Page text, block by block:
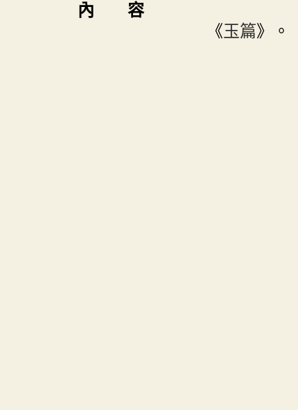
內 容
《玉篇》。